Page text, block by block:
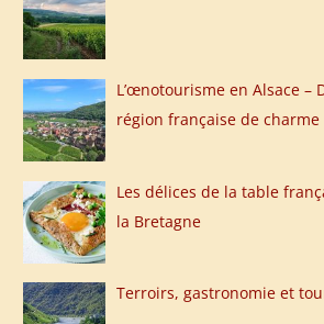
L’œnotourisme en Alsace –
région française de charme
Les délices de la table
la Bretagne
Terroirs, gastronomie et